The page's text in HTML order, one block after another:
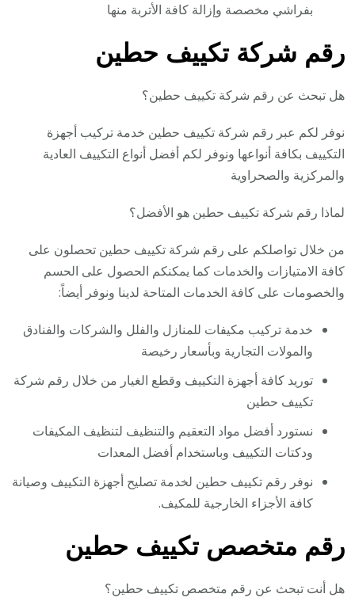
بفراشي مخصصة وإزالة كافة الأتربة منها
رقم شركة تكييف حطين
هل تبحث عن رقم شركة تكييف حطين؟
نوفر لكم عبر رقم شركة تكييف حطين خدمة تركيب أجهزة
التكييف بكافة أنواعها ونوفر لكم أفضل أنواع التكييف العادية
والمركزية والصحراوية
لماذا رقم شركة تكييف حطين هو الأفضل؟
من خلال تواصلكم على رقم شركة تكييف حطين تحصلون على
كافة الامتيازات والخدمات كما يمكنكم الحصول على الحسم
والخصومات على كافة الخدمات المتاحة لدينا ونوفر أيضاً:
خدمة تركيب مكيفات للمنازل والفلل والشركات والفنادق
والمولات التجارية وبأسعار رخيصة
توريد كافة أجهزة التكييف وقطع الغيار من خلال رقم شركة
تكييف حطين
نستورد أفضل مواد التعقيم والتنظيف لتنظيف المكيفات
ودكتات التكييف وباستخدام أفضل المعدات
نوفر رقم تكييف حطين لخدمة تصليح أجهزة التكييف وصيانة
كافة الأجزاء الخارجية للمكيف.
رقم متخصص تكييف حطين
هل أنت تبحث عن رقم متخصص تكييف حطين؟